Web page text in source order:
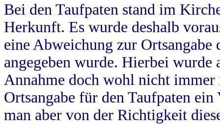
Bei den Taufpaten stand im
Herkunft. Es wurde deshalb
eine Abweichung zur
angegeben wurde. Hierbei wurde
Annahme doch wohl nicht
Ortsangabe für den Taufpaten
man aber von der Richtigkeit